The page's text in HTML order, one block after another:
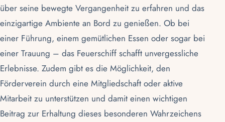
über seine bewegte Vergangenheit zu erfahren und das
einzigartige Ambiente an Bord zu genießen. Ob bei
einer Führung, einem gemütlichen Essen oder sogar bei
einer Trauung – das Feuerschiff schafft unvergessliche
Erlebnisse. Zudem gibt es die Möglichkeit, den
Förderverein durch eine Mitgliedschaft oder aktive
Mitarbeit zu unterstützen und damit einen wichtigen
Beitrag zur Erhaltung dieses besonderen Wahrzeichens